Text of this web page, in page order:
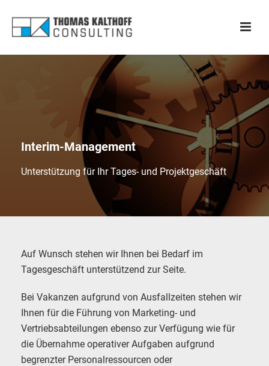
Interim-Management
Unterstützung für Ihr Tages- und Projektgeschäft
Auf Wunsch stehen wir Ihnen bei Bedarf im
Tagesgeschäft unterstützend zur Seite.
Bei Vakanzen aufgrund von Ausfallzeiten stehen wir
Ihnen für die Führung von Marketing- und
Vertriebsabteilungen ebenso zur Verfügung wie für
die Übernahme operativer Aufgaben aufgrund
begrenzter Personalressourcen oder